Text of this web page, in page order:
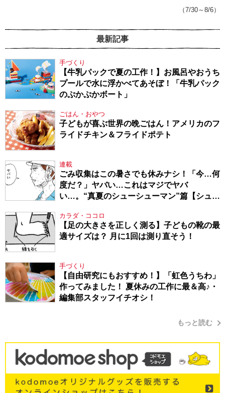
（7/30～8/6）
最新記事
手づくり
【牛乳パックで夏の工作！】お風呂やおうち
プールで水に浮かべてあそぼ！「牛乳パック
のぷかぷかボート」
ごはん・おやつ
子どもが喜ぶ世界の晩ごはん！アメリカのフ
ライドチキン＆フライドポテト
連載
ごみ収集はこの暑さでも休みナシ！「今…何
度だ？」ヤバい…これはマジでヤバ
い…。“真夏のシューシューマン”篇【シュー
カラダ・ココロ
【足の大きさを正しく測る】子どもの靴の最
適サイズは？ 月に1回は測り直そう！
手づくり
【自由研究にもおすすめ！】「虹色うちわ」
作ってみました！ 夏休みの工作に最＆高♪・
編集部スタッフイチオシ！
もっと読む